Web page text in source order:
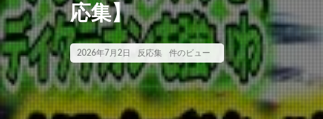
応集】
2026年7月2日 反応集 件のビュー